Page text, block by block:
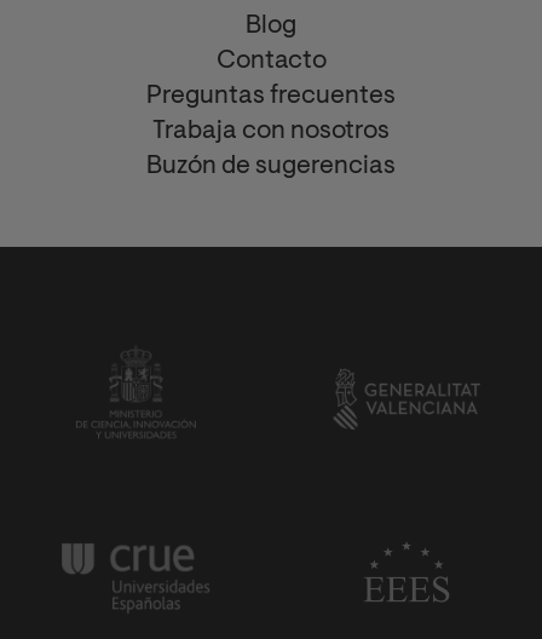
Blog
Contacto
Preguntas frecuentes
Trabaja con nosotros
Buzón de sugerencias